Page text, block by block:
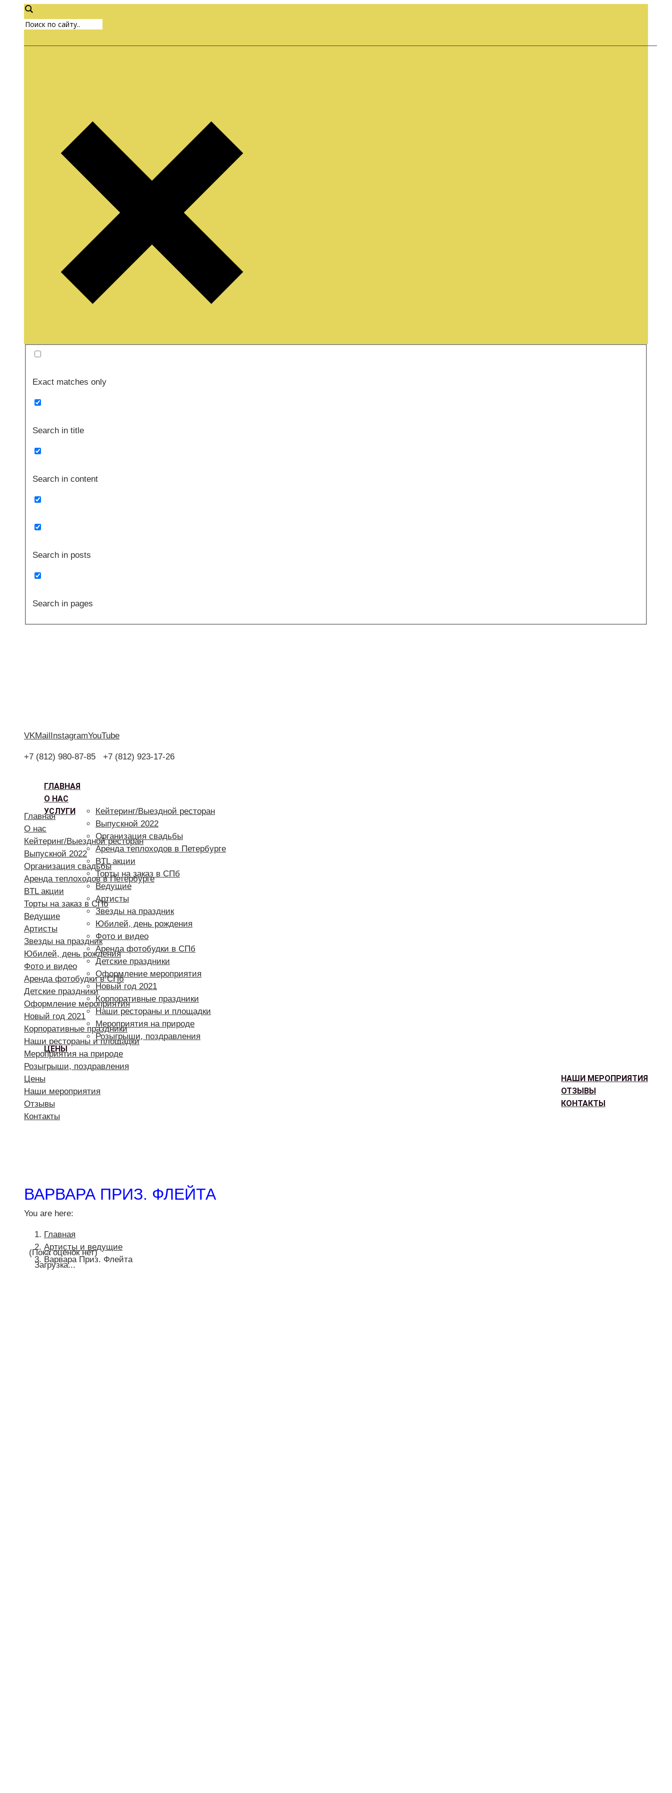
Exact matches only
Search in title
Search in content
Search in posts
Search in pages
VKMailInstagramYouTube
+7 (812) 980-87-85 +7 (812) 923-17-26
ГЛАВНАЯ
О НАС
УСЛУГИ
Кейтеринг/Выездной ресторан
Выпускной 2022
Организация свадьбы
Аренда теплоходов в Петербурге
BTL акции
Торты на заказ в СПб
Ведущие
Артисты
Звезды на праздник
Юбилей, день рождения
Фото и видео
Аренда фотобудки в СПб
Детские праздники
Оформление мероприятия
Новый год 2021
Корпоративные праздники
Наши рестораны и площадки
Мероприятия на природе
Розыгрыши, поздравления
ЦЕНЫ
НАШИ МЕРОПРИЯТИЯ
ОТЗЫВЫ
КОНТАКТЫ
Главная
О нас
Кейтеринг/Выездной ресторан
Выпускной 2022
Организация свадьбы
Аренда теплоходов в Петербурге
BTL акции
Торты на заказ в СПб
Ведущие
Артисты
Звезды на праздник
Юбилей, день рождения
Фото и видео
Аренда фотобудки в СПб
Детские праздники
Оформление мероприятия
Новый год 2021
Корпоративные праздники
Наши рестораны и площадки
Мероприятия на природе
Розыгрыши, поздравления
Цены
Наши мероприятия
Отзывы
Контакты
ВАРВАРА ПРИЗ. ФЛЕЙТА
You are here:
Главная
Артисты и ведущие
Варвара Приз. Флейта
(Пока оценок нет)
Загрузка...